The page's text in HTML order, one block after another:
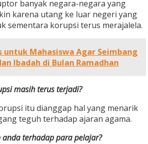
banyak negara-negara yang
karena utang ke luar negeri yang
sementara korupsi terus merajalela.
untuk Mahasiswa Agar Seimbang
Ibadah di Bulan Ramadhan
masih terus terjadi?
itu dianggap hal yang menarik
teguh terhadap ajaran agama.
terhadap para pelajar?